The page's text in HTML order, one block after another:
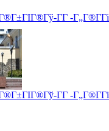
Г­Г -Г„Г®Г­Гі
Г­Г -Г„Г®Г­Гі